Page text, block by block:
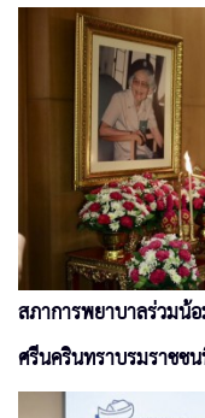
สภาการพยาบาลร่วมน้
ศรีนครินทราบรมราชช